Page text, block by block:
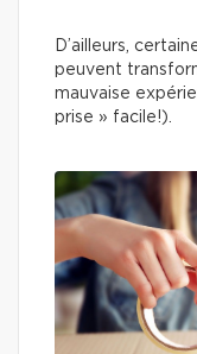
D’ailleurs,
peuvent
mauvaise
prise » facile!).